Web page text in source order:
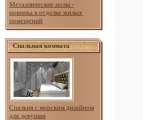
Металлические полы -
новинка в отделке жилых
помещений
Спальная комната
Спальня с морским дизайном
для девушки